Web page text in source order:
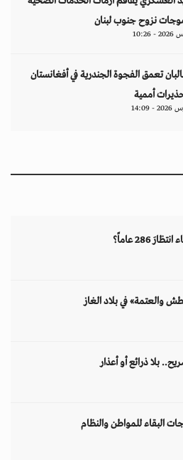
نزوح جنوب لبنان
تعمق الفجوة الجندرية في أفغانستان
أممية
286 عاماً؟
والعتمة» في بلاد الغاز
بلا ذرائع أو أعذار
البقاء للمواطن والنظام